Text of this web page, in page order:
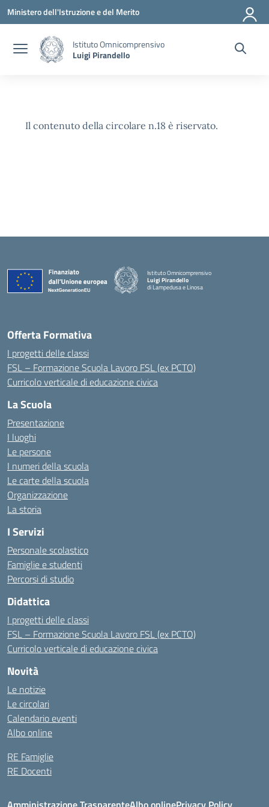
Vai ai contenuti
Vai al menu di navigazione
Vai al footer
Ministero dell'Istruzione e del Merito
Istituto Omnicomprensivo
Luigi Pirandello
Il contenuto della circolare n.18 è riservato.
Istituto Omnicomprensivo
Luigi Pirandello
di Lampedusa e Linosa
Offerta Formativa
I progetti delle classi
FSL – Formazione Scuola Lavoro FSL (ex PCTO)
Curricolo verticale di educazione civica
La Scuola
Presentazione
I luoghi
Le persone
I numeri della scuola
Le carte della scuola
Organizzazione
La storia
I Servizi
Personale scolastico
Famiglie e studenti
Percorsi di studio
Didattica
I progetti delle classi
FSL – Formazione Scuola Lavoro FSL (ex PCTO)
Curricolo verticale di educazione civica
Novità
Le notizie
Le circolari
Calendario eventi
Albo online
RE Famiglie
RE Docenti